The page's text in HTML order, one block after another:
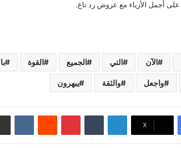
أجمل الأزياء مع عروض رد تاغ.
الآن التي الجميع القوة
واجعل والثقة يبهرون
X
لينكدإن بينتيريست